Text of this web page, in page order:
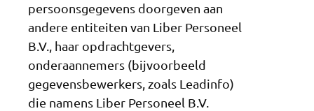
persoonsgegevens doorgeven aan
andere entiteiten van Liber Personeel
B.V., haar opdrachtgevers,
onderaannemers (bijvoorbeeld
gegevensbewerkers, zoals Leadinfo)
die namens Liber Personeel B.V.